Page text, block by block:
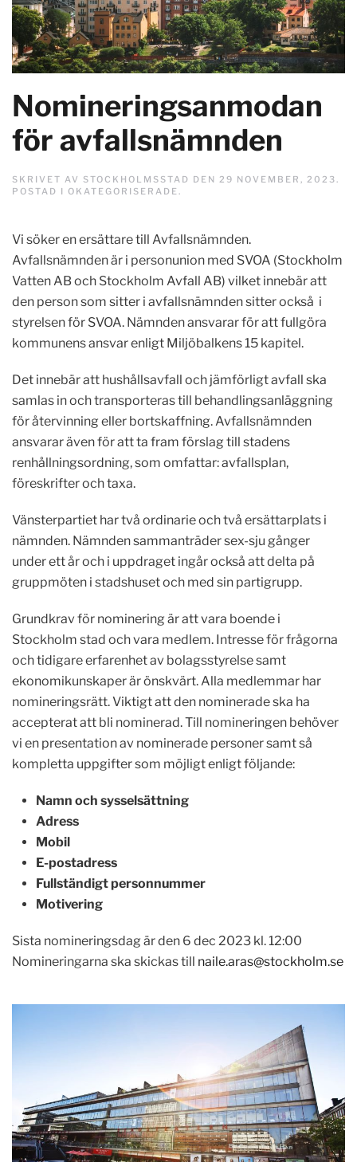
Nomineringsanmodan
för avfallsnämnden
SKRIVET AV STOCKHOLMSSTAD DEN 29 NOVEMBER, 2023.
POSTAD I OKATEGORISERADE.
Vi söker en ersättare till Avfallsnämnden.
Avfallsnämnden är i personunion med SVOA (Stockholm
Vatten AB och Stockholm Avfall AB) vilket innebär att
den person som sitter i avfallsnämnden sitter också i
styrelsen för SVOA. Nämnden ansvarar för att fullgöra
kommunens ansvar enligt Miljöbalkens 15 kapitel.
Det innebär att hushållsavfall och jämförligt avfall ska
samlas in och transporteras till behandlingsanläggning
för återvinning eller bortskaffning. Avfallsnämnden
ansvarar även för att ta fram förslag till stadens
renhållningsordning, som omfattar: avfallsplan,
föreskrifter och taxa.
Vänsterpartiet har två ordinarie och två ersättarplats i
nämnden. Nämnden sammanträder sex-sju gånger
under ett år och i uppdraget ingår också att delta på
gruppmöten i stadshuset och med sin partigrupp.
Grundkrav för nominering är att vara boende i
Stockholm stad och vara medlem. Intresse för frågorna
och tidigare erfarenhet av bolagsstyrelse samt
ekonomikunskaper är önskvärt. Alla medlemmar har
nomineringsrätt. Viktigt att den nominerade ska ha
accepterat att bli nominerad. Till nomineringen behöver
vi en presentation av nominerade personer samt så
kompletta uppgifter som möjligt enligt följande:
Namn och sysselsättning
Adress
Mobil
E-postadress
Fullständigt personnummer
Motivering
Sista nomineringsdag är den 6 dec 2023 kl. 12:00
Nomineringarna ska skickas till naile.aras@stockholm.se